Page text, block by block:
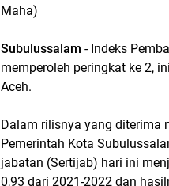
Maha)
Subulussalam - Indeks
memperoleh peringkat ke 2,
Aceh.
Dalam rilisnya yang diterima
Pemerintah Kota
jabatan (Sertijab) hari ini
0,93 dari 2021-2022 dan